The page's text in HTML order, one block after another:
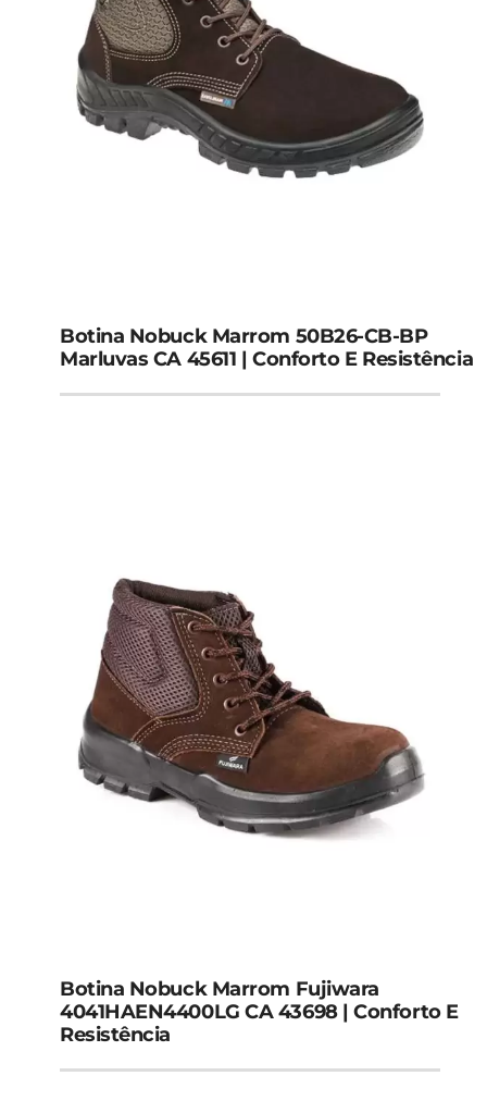
Botina Nobuck Marrom 50B26-CB-BP
Marluvas CA 45611 | Conforto E Resistência
Botina Nobuck Marrom Fujiwara
4041HAEN4400LG CA 43698 | Conforto E
Resistência